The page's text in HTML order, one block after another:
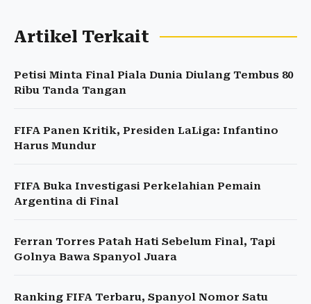
Artikel Terkait
Petisi Minta Final Piala Dunia Diulang Tembus 80
Ribu Tanda Tangan
FIFA Panen Kritik, Presiden LaLiga: Infantino
Harus Mundur
FIFA Buka Investigasi Perkelahian Pemain
Argentina di Final
Ferran Torres Patah Hati Sebelum Final, Tapi
Golnya Bawa Spanyol Juara
Ranking FIFA Terbaru, Spanyol Nomor Satu